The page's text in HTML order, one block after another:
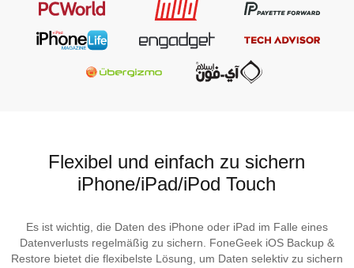
Flexibel und einfach zu sichern
iPhone/iPad/iPod Touch
Es ist wichtig, die Daten des iPhone oder iPad im Falle eines
Datenverlusts regelmäßig zu sichern. FoneGeek iOS Backup &
Restore bietet die flexibelste Lösung, um Daten selektiv zu sichern